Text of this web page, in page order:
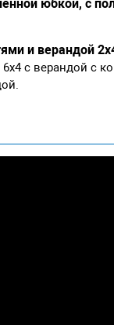
юбкой, с
и верандой
с верандой с